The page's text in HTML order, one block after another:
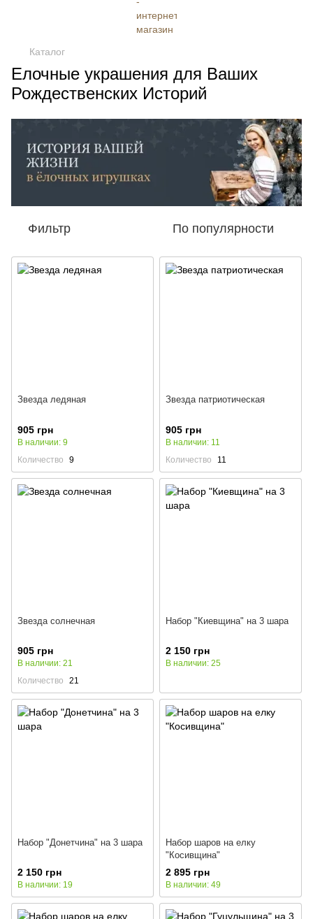
Каталог
Елочные украшения для Ваших
Рождественских Историй
Фильтр По популярности
Звезда ледяная
905 грн
В наличии: 9
Количество
9
Звезда патриотическая
905 грн
В наличии: 11
Количество
11
Звезда солнечная
905 грн
В наличии: 21
Количество
21
Набор "Киевщина" на 3 шара
2 150 грн
В наличии: 25
Набор "Донетчина" на 3 шара
2 150 грн
В наличии: 19
Набор шаров на елку
"Косивщина"
2 895 грн
В наличии: 49